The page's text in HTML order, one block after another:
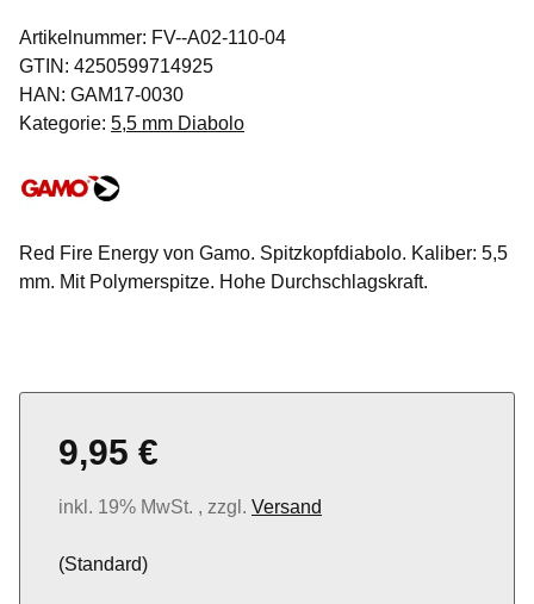
Artikelnummer: FV--A02-110-04
GTIN: 4250599714925
HAN: GAM17-0030
Kategorie: 5,5 mm Diabolo
Red Fire Energy von Gamo. Spitzkopfdiabolo. Kaliber: 5,5
mm. Mit Polymerspitze. Hohe Durchschlagskraft.
9,95 €
inkl. 19% MwSt. , zzgl. Versand
(Standard)